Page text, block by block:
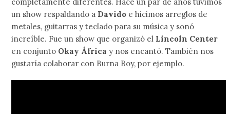
un show respaldando a Davido e hicimos arreglos de
metales, guitarras y teclado para su música y sonó
increíble. Fue un show que organizó el Lincoln Center
en conjunto Okay África y nos encantó. También nos
gustaría colaborar con Burna Boy, por ejemplo.